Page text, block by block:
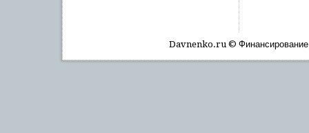
Davnenko.ru © Финансирοвание,